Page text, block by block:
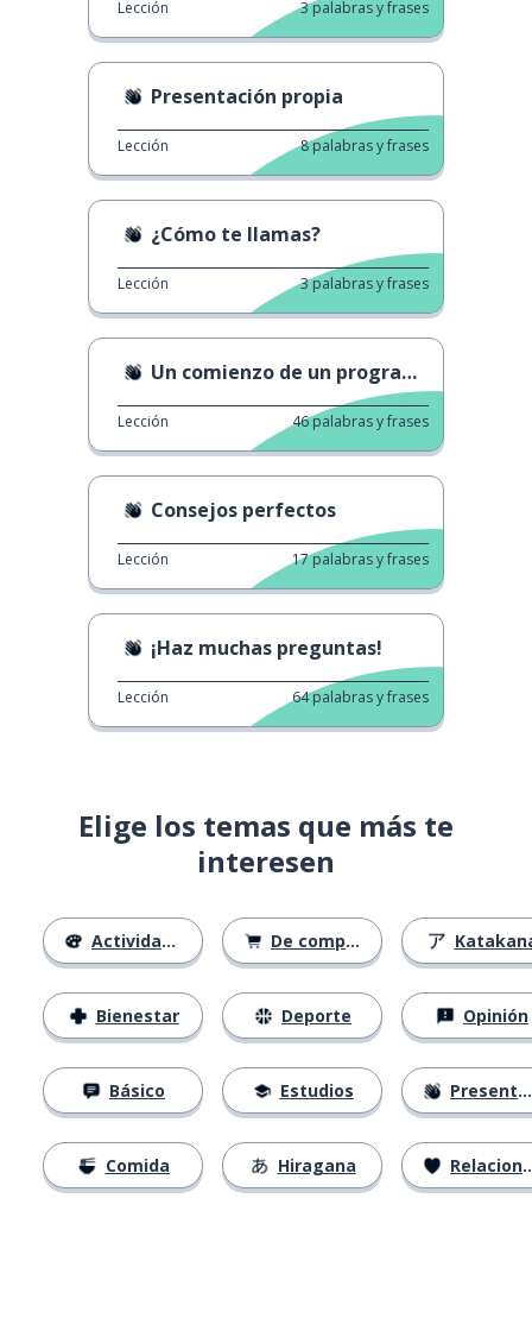
Lección 3palabras y frases
Presentación propia
Lección 8palabras y frases
¿Cómo te llamas?
Lección 3palabras y frases
Un comienzo de un programa de noticias
Lección 46palabras y frases
Consejos perfectos
Lección 17palabras y frases
¡Haz muchas preguntas!
Lección 64palabras y frases
Elige los temas que más te
interesen
Actividades
Bienestar
Básico
Comida
De compras
Deporte
Estudios
Hiragana
Opinión
Presentación
Relaciones